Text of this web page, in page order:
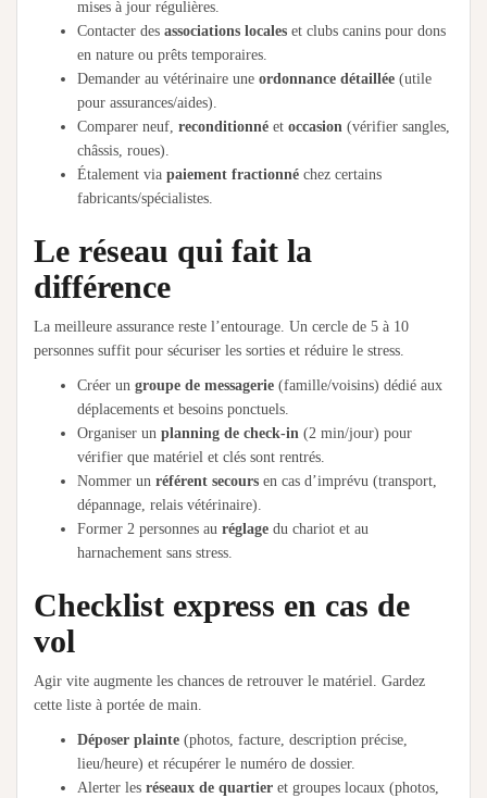
mises à jour régulières.
Contacter des associations locales et clubs canins pour dons
en nature ou prêts temporaires.
Demander au vétérinaire une ordonnance détaillée (utile
pour assurances/aides).
Comparer neuf, reconditionné et occasion (vérifier sangles,
châssis, roues).
Étalement via paiement fractionné chez certains
fabricants/spécialistes.
Le réseau qui fait la
différence
La meilleure assurance reste l’entourage. Un cercle de 5 à 10
personnes suffit pour sécuriser les sorties et réduire le stress.
Créer un groupe de messagerie (famille/voisins) dédié aux
déplacements et besoins ponctuels.
Organiser un planning de check-in (2 min/jour) pour
vérifier que matériel et clés sont rentrés.
Nommer un référent secours en cas d’imprévu (transport,
dépannage, relais vétérinaire).
Former 2 personnes au réglage du chariot et au
harnachement sans stress.
Checklist express en cas de
vol
Agir vite augmente les chances de retrouver le matériel. Gardez
cette liste à portée de main.
Déposer plainte (photos, facture, description précise,
lieu/heure) et récupérer le numéro de dossier.
Alerter les réseaux de quartier et groupes locaux (photos,